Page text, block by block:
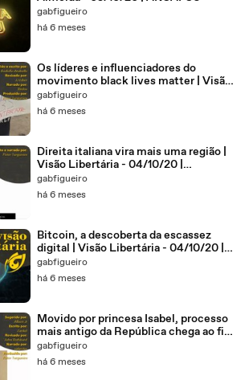
gabfigueiro
há 6 meses
Os líderes e influenciadores do
movimento black lives matter | Visão
Libertária - 04/10/20 | ANCAPSU
gabfigueiro
há 6 meses
Direita italiana vira mais uma região |
Visão Libertária - 04/10/20 |
ANCAPSU
gabfigueiro
há 6 meses
Bitcoin, a descoberta da escassez
digital | Visão Libertária - 04/10/20 |
ANCAPSU
gabfigueiro
há 6 meses
Movido por princesa Isabel, processo
mais antigo da República chega ao fim
| VL - 03/10/20 | ANCAPSU
gabfigueiro
há 6 meses